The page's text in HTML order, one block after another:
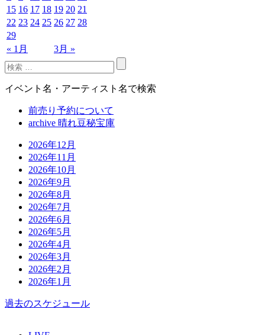
« 1月 3月 »
15 16 17 18 19 20 21
22 23 24 25 26 27 28
29
イベント名・アーティスト名で検索
前売り予約について
archive 晴れ豆秘宝庫
2026年12月
2026年11月
2026年10月
2026年9月
2026年8月
2026年7月
2026年6月
2026年5月
2026年4月
2026年3月
2026年2月
2026年1月
過去のスケジュール